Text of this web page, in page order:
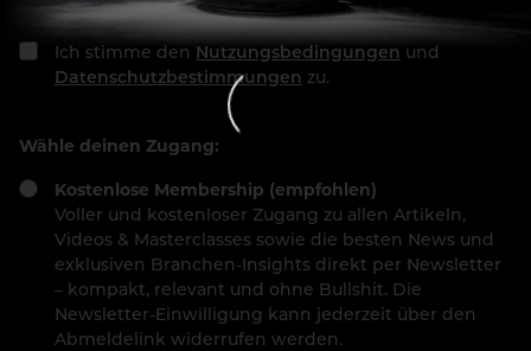
Ich stimme den Nutzungsbedingungen und
Datenschutzbestimmungen zu.
Wähle deinen Zugang:
Kostenlose Membership (empfohlen)
Voller und kostenloser Zugang zu allen Artikeln,
Videos & Masterclasses sowie die besten News und
exklusiven Branchen-Insights direkt per Newsletter
– kompakt, relevant und ohne Bullshit. Die
Newsletter-Einwilligung kann jederzeit über den
Abmeldelink widerrufen werden.